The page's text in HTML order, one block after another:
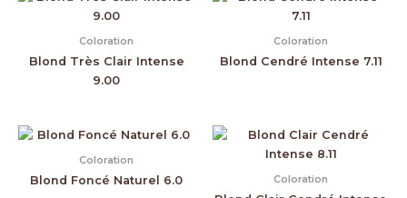
Coloration
Blond Très Clair Intense
9.00
Coloration
Blond Cendré Intense 7.11
Coloration
Blond Foncé Naturel 6.0 Coloration